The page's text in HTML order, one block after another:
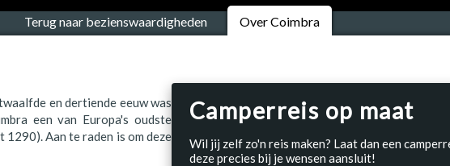
Terug naar bezienswaardigheden Over Coimbra
en dertiende eeuw was
een van Europa's oudste
Aan te raden is om deze
Camperreis op maat
Wil jij zelf zo'n reis maken? Laat dan een
deze precies bij je wensen aansluit!